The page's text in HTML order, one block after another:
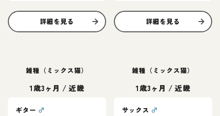
詳細を見る 詳細を見る
雑種（ミックス猫）
1歳3ヶ月 /近畿
ギター ♂
雑種（ミックス猫）
1歳3ヶ月 /近畿
サックス ♂